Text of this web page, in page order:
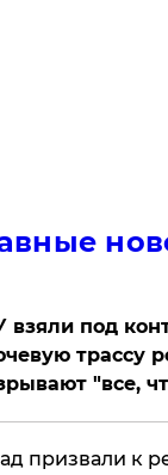
взяли под
трассу
"все,
призвали к